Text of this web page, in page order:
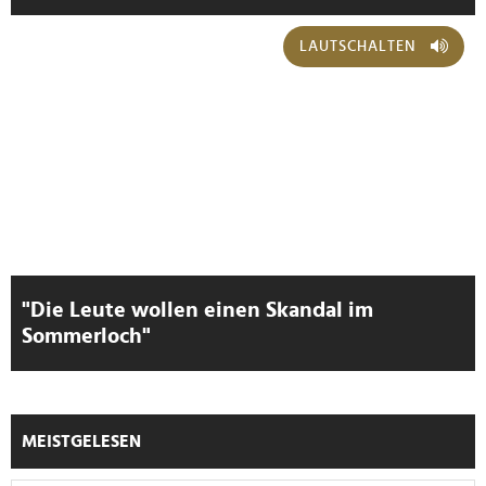
LAUTSCHALTEN
"Die Leute wollen einen Skandal im
Sommerloch"
MEISTGELESEN